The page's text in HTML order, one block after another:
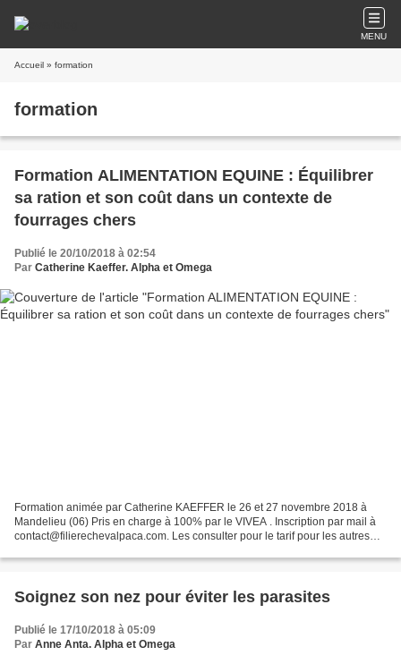
MENU
Accueil » formation
formation
Formation ALIMENTATION EQUINE : Équilibrer
sa ration et son coût dans un contexte de
fourrages chers
Publié le 20/10/2018 à 02:54
Par Catherine Kaeffer. Alpha et Omega
Formation animée par Catherine KAEFFER le 26 et 27 novembre 2018 à
Mandelieu (06) Pris en charge à 100% par le VIVEA . Inscription par mail à
contact@filierechevalpaca.com. Les consulter pour le tarif pour les autres
Soignez son nez pour éviter les parasites
Publié le 17/10/2018 à 05:09
Par Anne Anta. Alpha et Omega